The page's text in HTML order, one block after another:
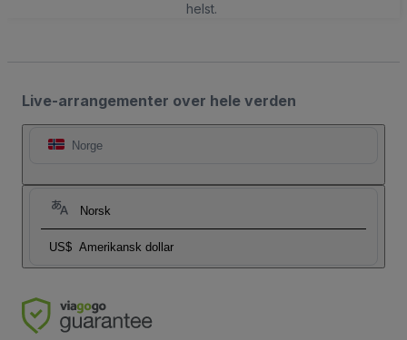
helst.
Live-arrangementer over hele verden
Norge
Norsk
US$ Amerikansk dollar